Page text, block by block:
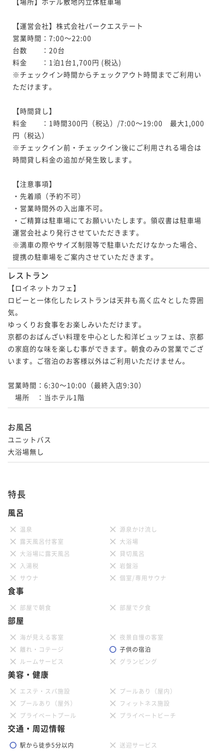
【運営会社】株式会社パークエステート
営業時間：7:00～22:00
台数　　：20台
料金　　：1泊1台1,700円 (税込)
※チェックイン時間からチェックアウト時間までご利用い
ただけます。
【時間貸し】
料金　　：1時間300円（税込）/7:00～19:00　最大1,000
円（税込）
※チェックイン前・チェックイン後にご利用される場合は
時間貸し料金の追加が発生致します。
【注意事項】
・先着順（予約不可）
・営業時間外の入出庫不可。
・ご精算は駐車場にてお願いいたします。領収書は駐車場
運営会社より発行させていただきます。
※満車の際やサイズ制限等で駐車いただけなかった場合、
提携の駐車場をご案内させていただきます。
レストラン
【ロイネットカフェ】
ロビーと一体化したレストランは天井も高く広々とした雰囲
気。
ゆっくりお食事をお楽しみいただけます。
京都のおばんざい料理を中心とした和洋ビュッフェは、京都
の家庭的な味を楽しむ事ができます。朝食のみの営業でござ
います。ご宿泊のお客様以外はご利用いただけません。
営業時間：6:30～10:00（最終入店9:30）
場所　：当ホテル1階
お風呂
ユニットバス
大浴場無し
特長
風呂
温泉
源泉かけ流し
露天風呂付客室
大浴場
大浴場に露天風呂
貸切風呂
入湯税
岩盤浴
サウナ
個室/専用サウナ
食事
部屋で朝食 部屋で夕食
部屋
海が見える客室
夜景自慢の客室
離れ・コテージ
子供の宿泊
ルームサービス
グランピング
美容・健康
エステ・スパ施設
プールあり（屋内）
プールあり（屋外）
フィットネス施設
プライベートプール
プライベートビーチ
交通・周辺情報
駅から徒歩5分以内
送迎サービス